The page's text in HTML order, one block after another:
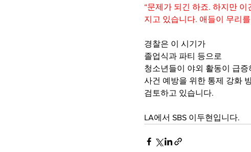
“문제가 되긴 하죠. 하지만 이
지고 있습니다. 애들이 무리
경찰은 이 시기가
졸업식과 파티 등으로
청소년들이 야외 활동이 급증
사건 예방을 위한 통제 강화
검토하고 있습니다.
LA에서 SBS 이두현입니다.